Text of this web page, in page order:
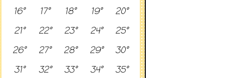
16°
17° 18° 19°
20°
21°
22° 23° 24°
25°
26°
27° 28° 29°
30°
31°
32° 33° 34°
35°